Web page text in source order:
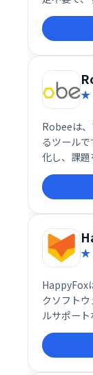
や顧客満
Robeeは
るツール
化し、課
ビスや定
を実現しま
HappyFox
クソフト
ルサポー
速化と業
リーなイン
可能です。